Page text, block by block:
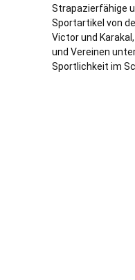
Strapazierfähige
Sportartikel von
Victor und
und Vereinen
Sportlichkeit im